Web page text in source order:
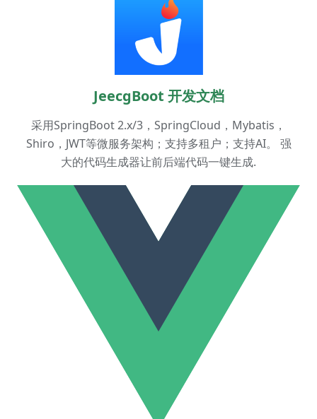
JeecgBoot 开发文档
采用SpringBoot 2.x/3，SpringCloud，Mybatis，
Shiro，JWT等微服务架构；支持多租户；支持AI。 强
大的代码生成器让前后端代码一键生成.